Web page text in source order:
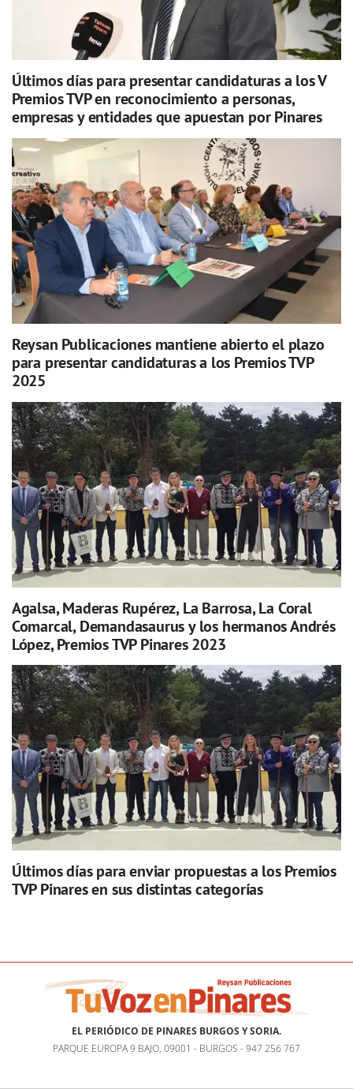
Últimos días para presentar candidaturas a los V
Premios TVP en reconocimiento a personas,
empresas y entidades que apuestan por Pinares
Reysan Publicaciones mantiene abierto el plazo
para presentar candidaturas a los Premios TVP
2025
Agalsa, Maderas Rupérez, La Barrosa, La Coral
Comarcal, Demandasaurus y los hermanos Andrés
López, Premios TVP Pinares 2023
Últimos días para enviar propuestas a los Premios
TVP Pinares en sus distintas categorías
EL PERIÓDICO DE PINARES BURGOS Y SORIA.
PARQUE EUROPA 9 BAJO, 09001 - BURGOS - 947 256 767